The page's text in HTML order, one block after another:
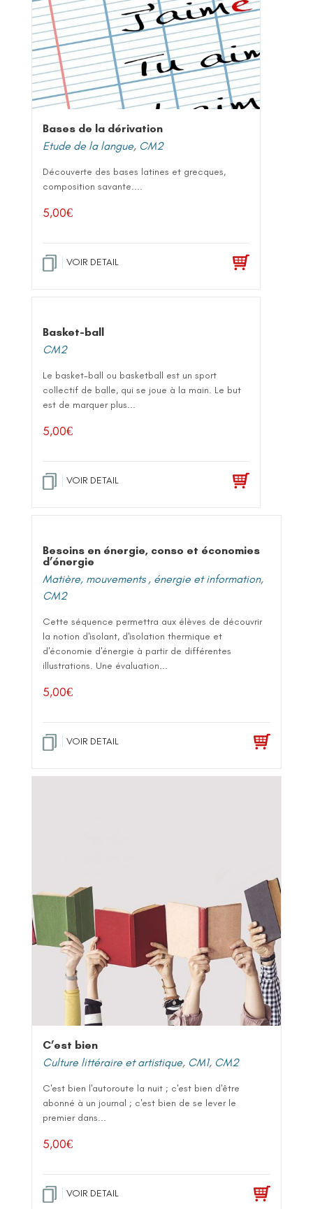
Bases de la dérivation
Etude de la langue, CM2
Découverte des bases latines et grecques,
composition savante....
5,00€
VOIR DETAIL
Basket-ball
CM2
Le basket-ball ou basketball est un sport
collectif de balle, qui se joue à la main. Le but
est de marquer plus...
5,00€
VOIR DETAIL
Besoins en énergie, conso et économies
d’énergie
Matière, mouvements , énergie et information,
CM2
Cette séquence permettra aux élèves de découvrir
la notion d'isolant, d'isolation thermique et
d'économie d'énergie à partir de différentes
illustrations. Une évaluation...
5,00€
VOIR DETAIL
C’est bien
Culture littéraire et artistique, CM1, CM2
C'est bien l'autoroute la nuit ; c'est bien d'être
abonné à un journal ; c'est bien de se lever le
premier dans...
5,00€
VOIR DETAIL